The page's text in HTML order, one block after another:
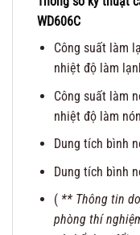
WD606C
Công suất làm
nhiệt độ làm
Công suất làm
nhiệt độ làm
Dung tích bình
Dung tích bình
( ** Thông tin
phòng thí